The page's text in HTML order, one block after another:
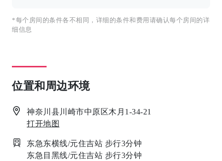
*每个房间的条件各不相同，详细的条件和费用请确认每个房间的详
细信息
位置和周边环境
神奈川县川崎市中原区木月1-34-21
打开地图
东急东横线/元住吉站 步行3分钟
东急目黑线/元住吉站 步行3分钟